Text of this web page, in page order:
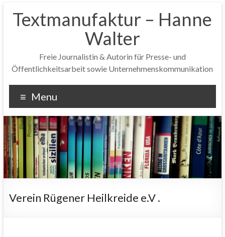
Textmanufaktur – Hanne
Walter
Freie Journalistin & Autorin für Presse- und
Öffentlichkeitsarbeit sowie Unternehmenskommunikation
Menu
Verein Rügener Heilkreide e.V .